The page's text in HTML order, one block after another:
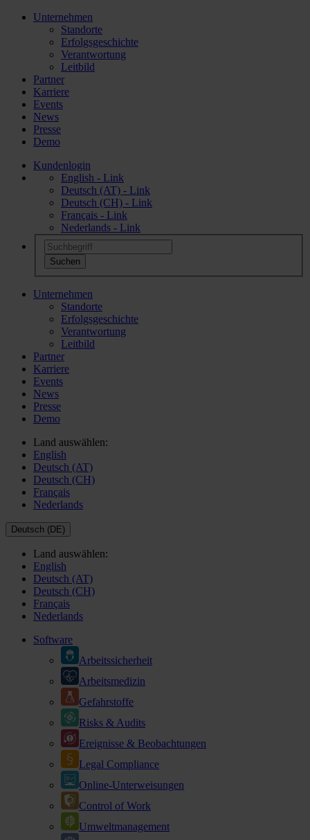
Unternehmen
Standorte
Erfolgsgeschichte
Verantwortung
Leitbild
Partner
Karriere
Events
News
Presse
Demo
Kundenlogin
English - Link
Deutsch (AT) - Link
Deutsch (CH) - Link
Français - Link
Nederlands - Link
Unternehmen
Standorte
Erfolgsgeschichte
Verantwortung
Leitbild
Partner
Karriere
Events
News
Presse
Demo
Land auswählen:
English
Deutsch (AT)
Deutsch (CH)
Français
Nederlands
Deutsch (DE)
Land auswählen:
English
Deutsch (AT)
Deutsch (CH)
Français
Nederlands
Software
Arbeitssicherheit
Arbeitsmedizin
Gefahrstoffe
Risks & Audits
Ereignisse & Beobachtungen
Legal Compliance
Online-Unterweisungen
Control of Work
Umweltmanagement